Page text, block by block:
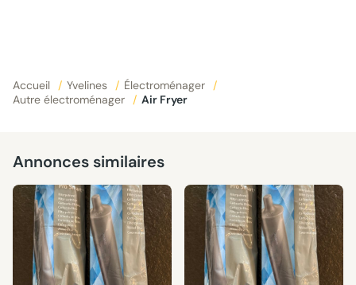
Accueil / Yvelines / Électroménager
/
Autre électroménager
/ Air Fryer
Annonces similaires